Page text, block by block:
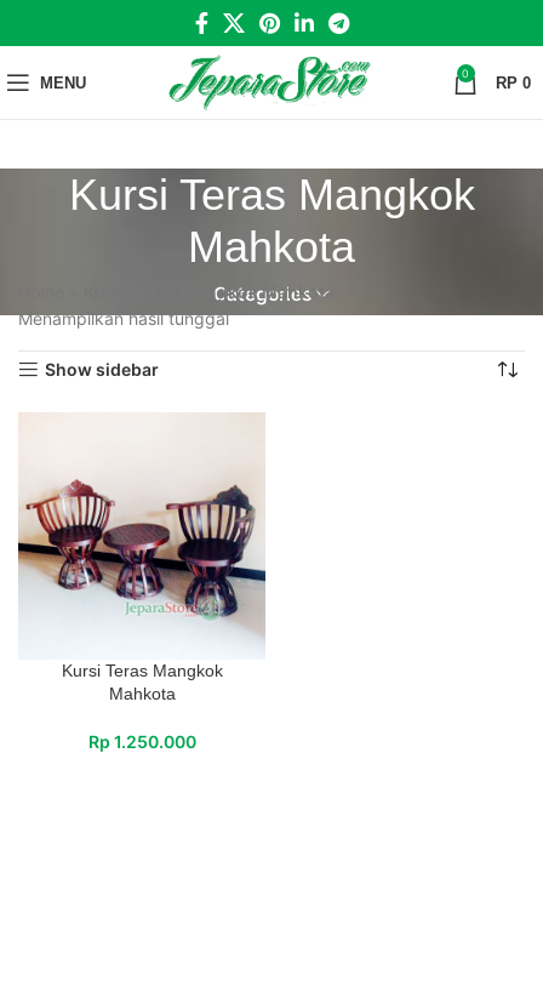
MENU 0 RP 0
Kursi Teras Mangkok
Mahkota
Categories
Kursi Teras Mangkok Mahkota
Menampilkan hasil tunggal
Show sidebar
Kursi Teras Mangkok
Mahkota
Rp 1.250.000